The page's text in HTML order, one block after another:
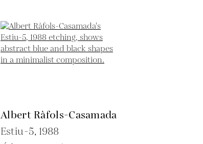
Albert Ràfols-Casamada
Estiu-5, 1988